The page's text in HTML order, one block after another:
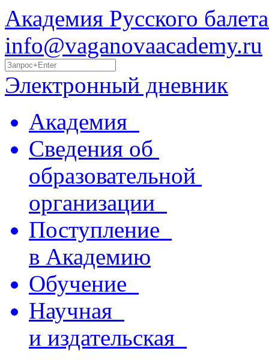
Академия Русского
info@vaganovaacademy.ru
Электронный дневник
Академия
Сведения об
образовательной
организации
Поступление
в Академию
Обучение
Научная
и издательская